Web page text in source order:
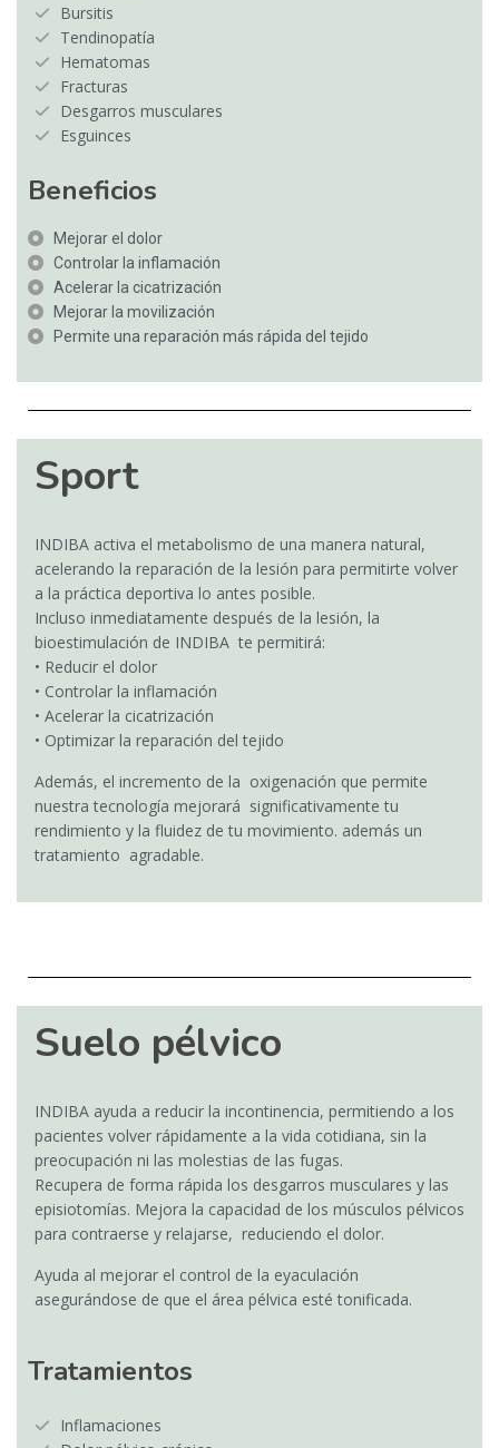
Bursitis
Tendinopatía
Hematomas
Fracturas
Desgarros musculares
Esguinces
Beneficios
Mejorar el dolor
Controlar la inflamación
Acelerar la cicatrización
Mejorar la movilización
Permite una reparación más rápida del tejido
Sport
INDIBA activa el metabolismo de una manera natural,
acelerando la reparación de la lesión para permitirte volver
a la práctica deportiva lo antes posible.
Incluso inmediatamente después de la lesión, la
bioestimulación de INDIBA te permitirá:
• Reducir el dolor
• Controlar la inflamación
• Acelerar la cicatrización
• Optimizar la reparación del tejido
Además, el incremento de la oxigenación que permite
nuestra tecnología mejorará significativamente tu
rendimiento y la fluidez de tu movimiento. además un
tratamiento agradable.
Suelo pélvico
INDIBA ayuda a reducir la incontinencia, permitiendo a los
pacientes volver rápidamente a la vida cotidiana, sin la
preocupación ni las molestias de las fugas.
Recupera de forma rápida los desgarros musculares y las
episiotomías. Mejora la capacidad de los músculos pélvicos
para contraerse y relajarse, reduciendo el dolor.
Ayuda al mejorar el control de la eyaculación
asegurándose de que el área pélvica esté tonificada.
Tratamientos
Inflamaciones